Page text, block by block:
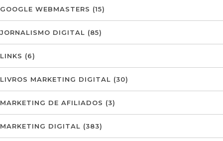
GOOGLE WEBMASTERS (15)
JORNALISMO DIGITAL (85)
LINKS (6)
LIVROS MARKETING DIGITAL (30)
MARKETING DE AFILIADOS (3)
MARKETING DIGITAL (383)